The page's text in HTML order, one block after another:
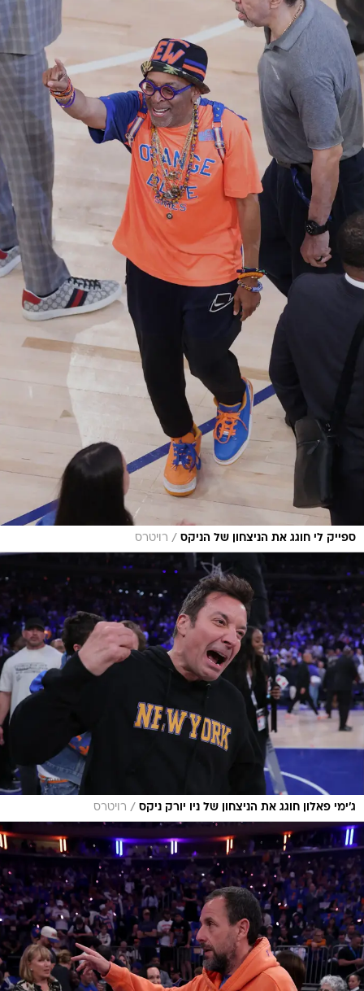
ספייק לי חוגג את הניצחון של הניקס / רויטרס
ג'ימי פאלון חוגג את הניצחון של ניו יורק ניקס / רויטרס